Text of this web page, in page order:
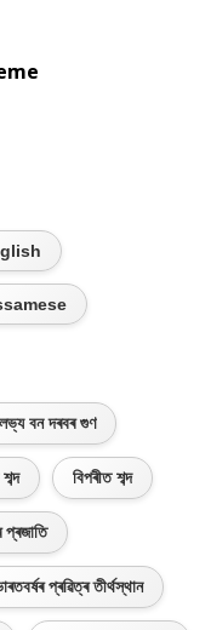
বন দৰবৰ গুণ
বিপৰীত শব্দ
প্ৰজাতি
প্ৰৱিত্ৰ তীৰ্থস্থান